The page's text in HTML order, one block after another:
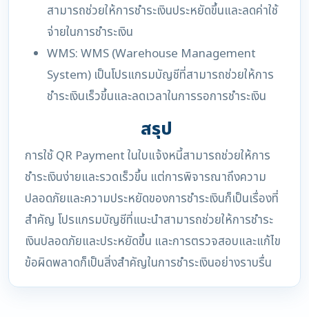
สามารถช่วยให้การชำระเงินประหยัดขึ้นและลดค่าใช้
จ่ายในการชำระเงิน
WMS: WMS (Warehouse Management
System) เป็นโปรแกรมบัญชีที่สามารถช่วยให้การ
ชำระเงินเร็วขึ้นและลดเวลาในการรอการชำระเงิน
สรุป
การใช้ QR Payment ในใบแจ้งหนี้สามารถช่วยให้การ
ชำระเงินง่ายและรวดเร็วขึ้น แต่การพิจารณาถึงความ
ปลอดภัยและความประหยัดของการชำระเงินก็เป็นเรื่องที่
สำคัญ โปรแกรมบัญชีที่แนะนำสามารถช่วยให้การชำระ
เงินปลอดภัยและประหยัดขึ้น และการตรวจสอบและแก้ไข
ข้อผิดพลาดก็เป็นสิ่งสำคัญในการชำระเงินอย่างราบรื่น